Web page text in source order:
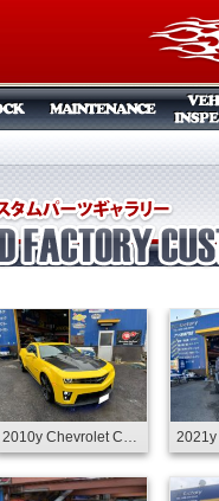
2010y Chevrolet Camaro SS Custom